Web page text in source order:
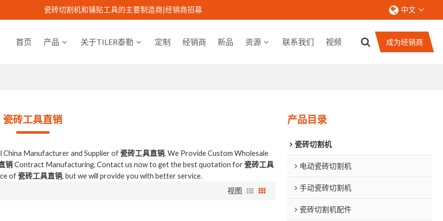
瓷砖切割机和铺贴工具的主要制造商|经销商招募 中文
首页 产品 关于TILER泰勒 定制 经销商 新品 资源 联系我们 视频 成为经销商
瓷砖工具直销
China Manufacturer and Supplier of瓷砖工具直销, We Provide Custom Wholesale
销Contract Manufacturing, Contact us now to get the best quotation for瓷砖工具
of瓷砖工具直销, but we will provide you with better service.
视图
产品目录
瓷砖切割机
电动瓷砖切割机
手动瓷砖切割机
瓷砖切割机配件